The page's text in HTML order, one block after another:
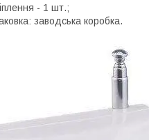
- 1 шт.;
заводська коробка.